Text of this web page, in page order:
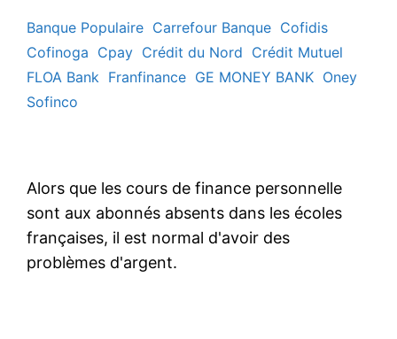
Banque Populaire Carrefour Banque Cofidis
Cofinoga Cpay Crédit du Nord Crédit Mutuel
FLOA Bank Franfinance GE MONEY BANK Oney
Sofinco
Alors que les cours de finance personnelle
sont aux abonnés absents dans les écoles
françaises, il est normal d'avoir des
problèmes d'argent.